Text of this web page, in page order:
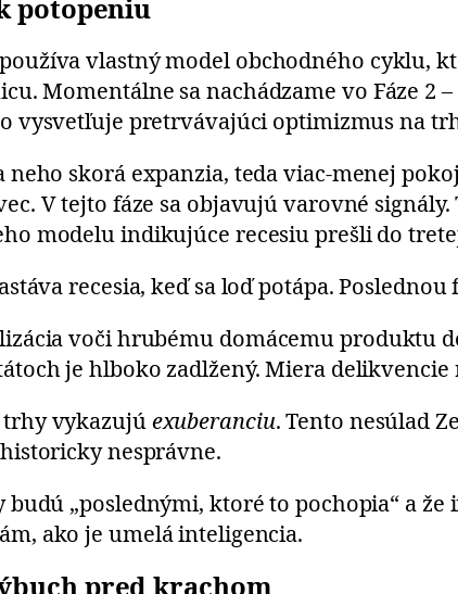
potopeniu
vlastný model obchodného cyklu,
Momentálne sa nachádzame vo Fáze 2
vysvetľuje pretrvávajúci optimizmus na
neho skorá expanzia, teda viac-menej
V tejto fáze sa objavujú varovné
modelu indikujúce recesiu prešli do
recesia, keď sa loď potápa.
voči hrubému domácemu produktu
je hlboko zadlžený. Miera delikvencie
vykazujúexuberanciu. Tento nesúlad
nesprávne.
budú „poslednými, ktoré to pochopia“ a
ako je umelá inteligencia.
pred krachom